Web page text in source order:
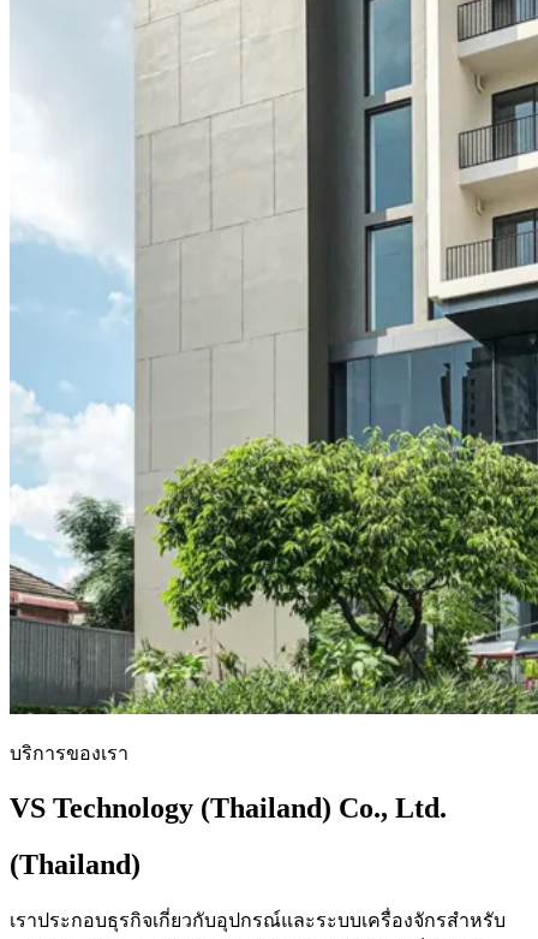
บริการของเรา
VS Technology (Thailand) Co., Ltd.
(Thailand)​
เราประกอบธุรกิจเกี่ยวกับอุปกรณ์และระบบเครื่องจักรสำหรับ